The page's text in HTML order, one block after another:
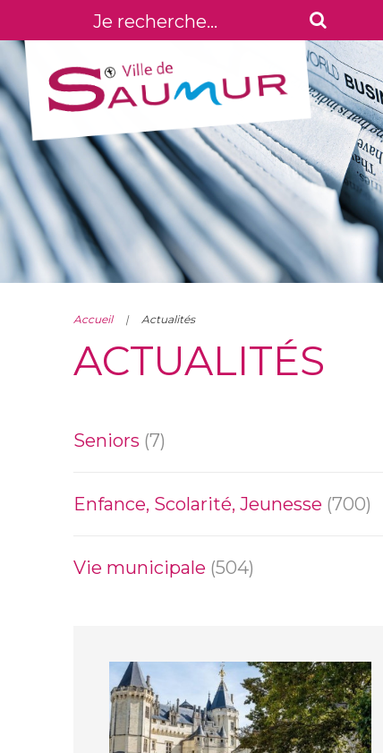
Accueil Actualités
ACTUALITÉS
Seniors (7)
Enfance, Scolarité, Jeunesse (700)
Vie municipale (504)